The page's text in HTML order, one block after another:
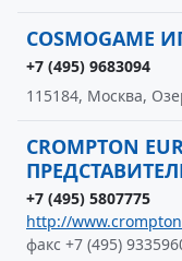
+7 (495) 9683094
115184, Москва,
CROMPTON
+7 (495) 5807775
http://
факс +7 (495)